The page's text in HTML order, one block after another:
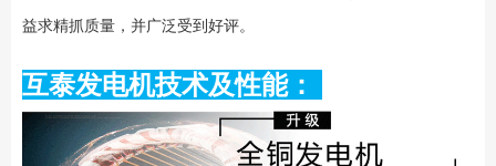
益求精抓质量，并广泛受到好评。
互泰发电机技术及性能：